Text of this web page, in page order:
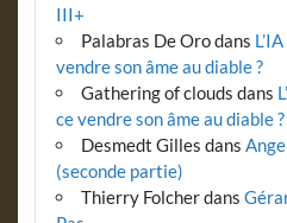
III+
Palabras De Orodans
vendre son âme au diable ?
Gathering of clouds dans
ce vendre son âme au diable ?
Desmedt Gilles dans
(seconde partie)
Thierry Folcherdans